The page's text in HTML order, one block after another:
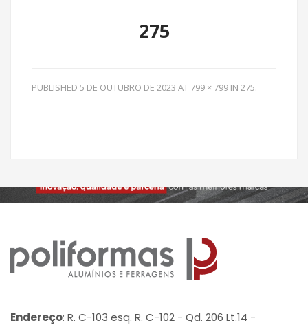
275
PUBLISHED 5 DE OUTUBRO DE 2023 AT 799 × 799 IN 275.
Endereço: R. C-103 esq. R. C-102 - Qd. 206 Lt.14 -